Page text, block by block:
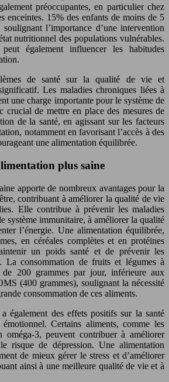
préoccupantes, en particulier chez
enceintes. 15% des enfants de moins de 5
soulignant l’importance d’une intervention
nutritionnel des populations vulnérables.
également influencer les habitudes
de santé sur la qualité de vie et
Les maladies chroniques liées à
une charge importante pour le système de
crucial de mettre en place des mesures de
de la santé, en agissant sur les facteurs
notamment en favorisant l’accès à des
une alimentation équilibrée.
plus saine
apporte de nombreux avantages pour la
contribuant à améliorer la qualité de vie
Elle contribue à prévenir les maladies
système immunitaire, à améliorer la qualité
l’énergie. Une alimentation équilibrée,
en céréales complètes et en protéines
un poids santé et de prévenir les
La consommation de fruits et légumes à
200 grammes par jour, inférieure aux
(400 grammes), soulignant la nécessité
consommation de ces aliments.
également des effets positifs sur la santé
Certains aliments, comme les
oméga-3, peuvent contribuer à améliorer
risque de dépression. Une alimentation
de mieux gérer le stress et d’améliorer
ainsi à une meilleure qualité de vie et à